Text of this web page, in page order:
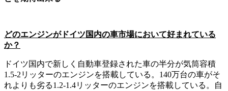
どのエンジンがドイツ国内の車市場において好まれている
か？
ドイツ国内で新しく自動車登録された車の半分が気筒容積
1.5‐2リッターのエンジンを搭載している。140万台の車がそ
れよりも劣る1.2‐1.4リッターのエンジンを搭載している。自